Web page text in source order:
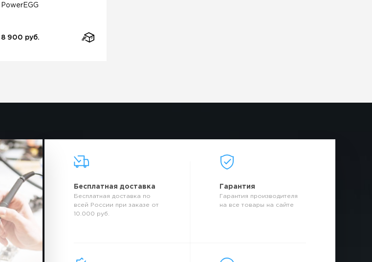
PowerEGG
8 900 руб.
Бесплатная доставка
Бесплатная доставка по
всей России при заказе от
10.000 руб.
Гарантия
Гарантия производителя
на все товары на сайте